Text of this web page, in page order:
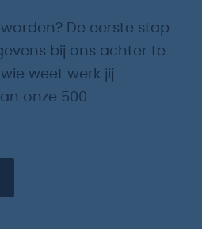
De eerste stap
bij ons achter te
weet werk jij
onze 500